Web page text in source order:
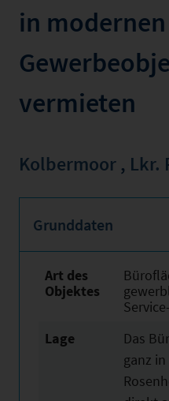
in modernen
vermieten
Kolbermoor , Lkr.
Grunddaten
Art des
Objektes
Lage
Das
ganz